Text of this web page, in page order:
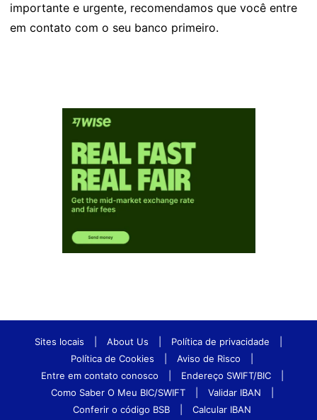
importante e urgente, recomendamos que você entre
em contato com o seu banco primeiro.
Sites locais About Us Política de privacidade
Política de Cookies
Aviso de Risco
Entre em contato conosco
Endereço SWIFT/BIC
Como Saber O Meu BIC/SWIFT
Validar IBAN
Conferir o código BSB
Calcular IBAN